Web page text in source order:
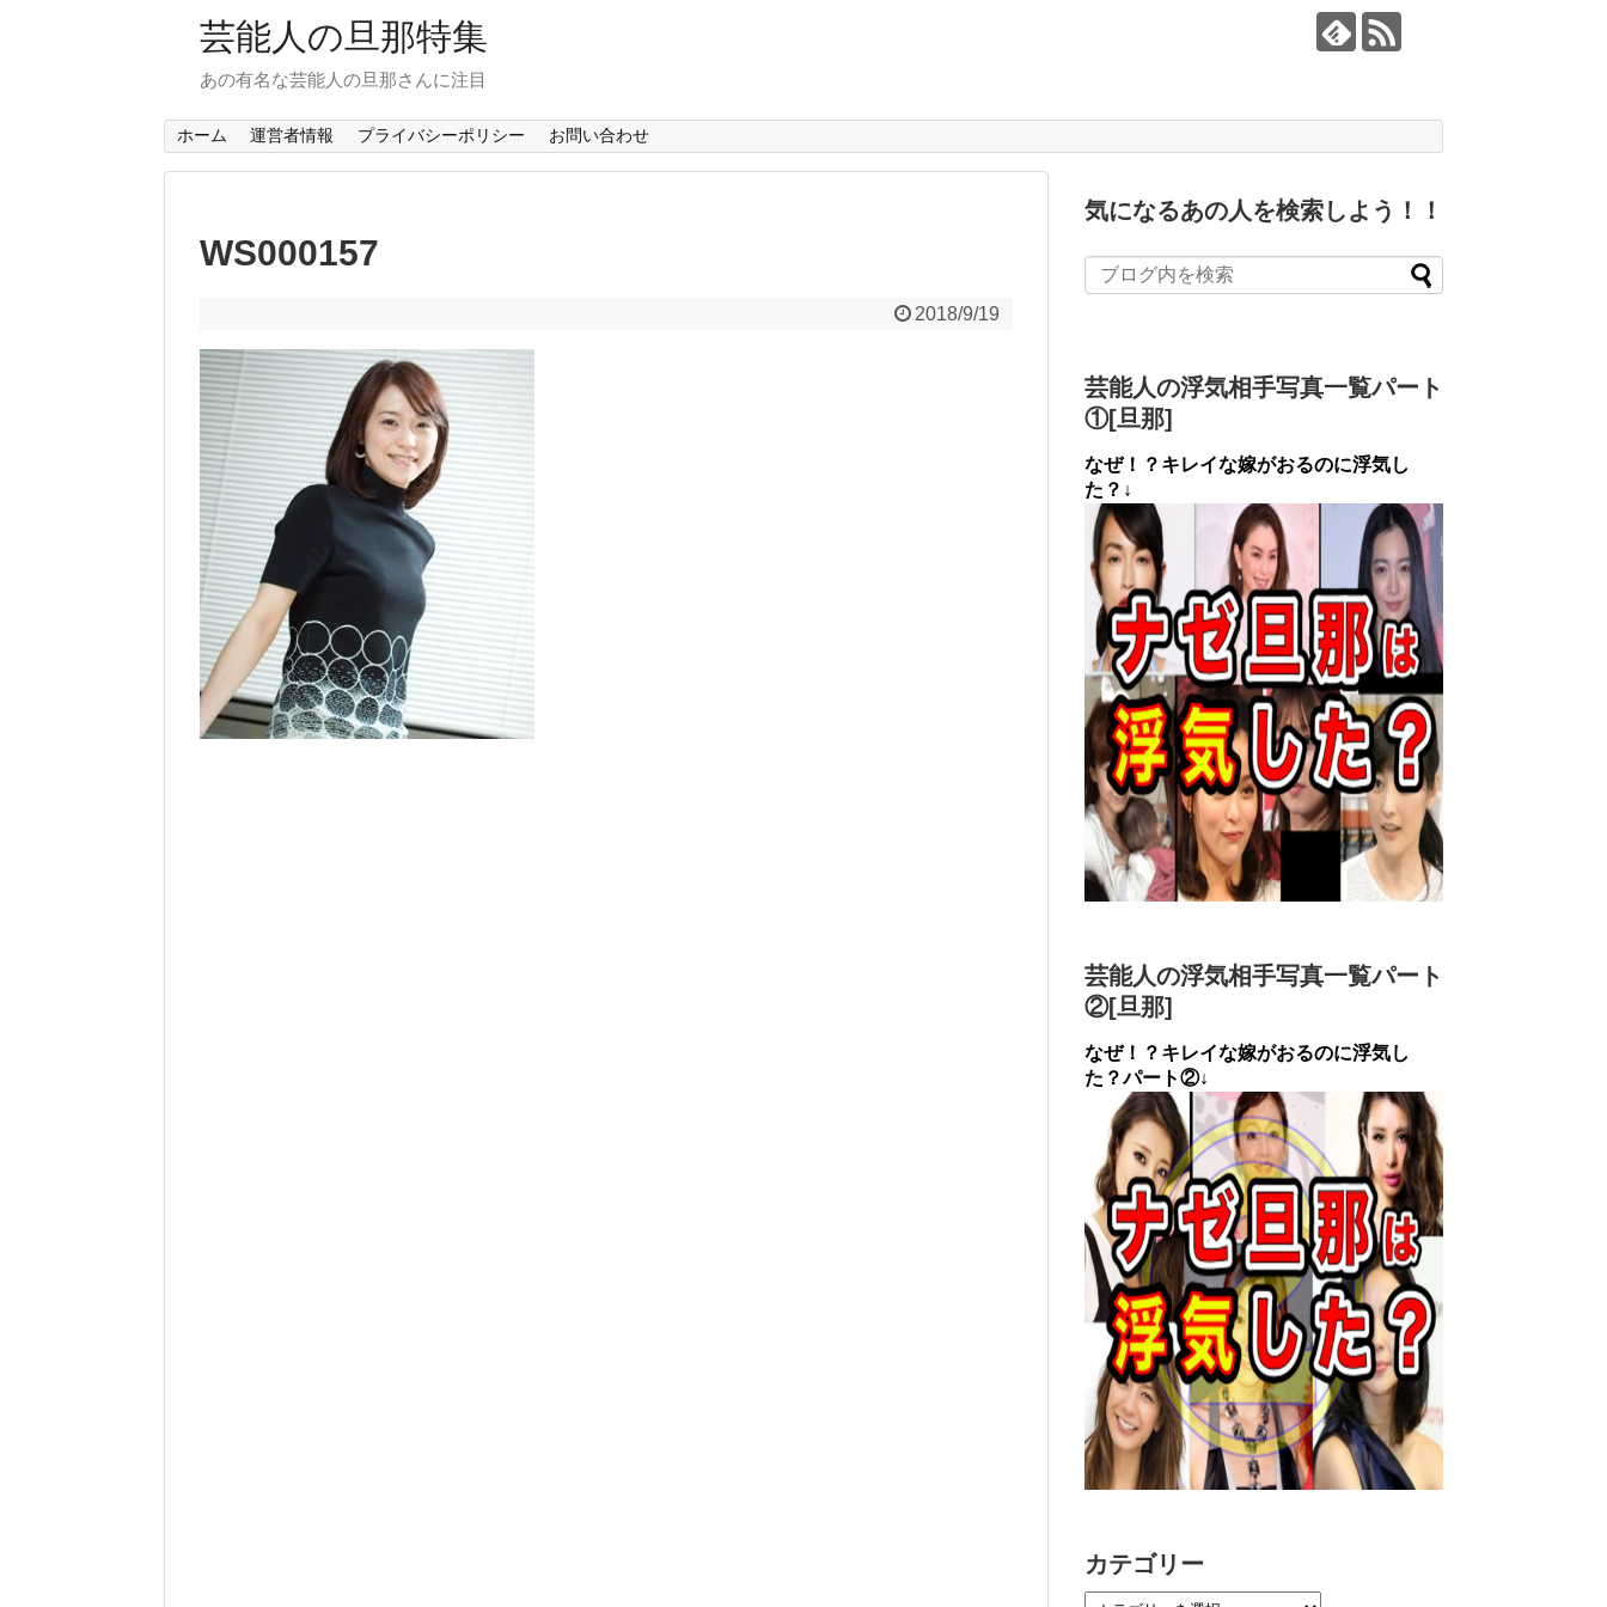
芸能人の旦那特集
あの有名な芸能人の旦那さんに注目
ホーム 運営者情報 プライバシーポリシー お問い合わせ
WS000157
2018/9/19
気になるあの人を検索しよう！！
芸能人の浮気相手写真一覧パート
①[旦那]
なぜ！？キレイな嫁がおるのに浮気し
た？↓
芸能人の浮気相手写真一覧パート
②[旦那]
なぜ！？キレイな嫁がおるのに浮気し
た？パート②↓
カテゴリー